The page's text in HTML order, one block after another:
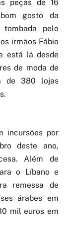
peças de 16
gosto da
tombada pelo
irmãos Fábio
está lá desde
de moda de
de 380 lojas
incursões por
deste ano,
Além de
o Líbano e
remessa de
árabes em
mil euros em